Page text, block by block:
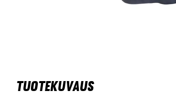
TUOTEKUVAUS